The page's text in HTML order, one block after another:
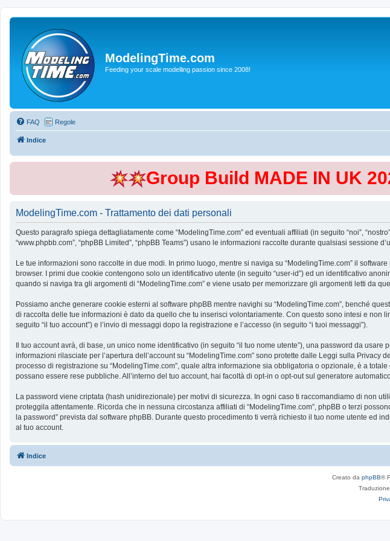
ModelingTime.com
Feeding your scale modelling passion since 2008!
FAQ Regole
Indice
Group Build MADE IN UK
ModelingTime.com - Trattamento dei dati personali
Questo paragrafo spiega dettagliatamente come “ModelingTime.com” ed eventuali affiliati (in seguito “noi”,
“www.phpbb.com”, “phpBB Limited”, “phpBB Teams”) usano le informazioni raccolte durante qualsiasi sessione
Le tue informazioni sono raccolte in due modi. In primo luogo, mentre si naviga su “ModelingTime.com” il
browser. I primi due cookie contengono solo un identificativo utente (in seguito “user-id”) ed un identificativo
quando si naviga tra gli argomenti di “ModelingTime.com” e viene usato per memorizzare gli argomenti letti da
Possiamo anche generare cookie esterni al software phpBB mentre navighi su “ModelingTime.com”, benché
di raccolta delle tue informazioni è dato da quello che tu inserisci volontariamente. Con questo sono intesi e non
seguito “il tuo account”) e l’invio di messaggi dopo la registrazione e l’accesso (in seguito “i tuoi messaggi”).
Il tuo account avrà, di base, un unico nome identificativo (in seguito “il tuo nome utente”), una password da
informazioni rilasciate per l’apertura dell’account su “ModelingTime.com” sono protette dalle Leggi sulla
processo di registrazione su “ModelingTime.com”, quale altra informazione sia obbligatoria o opzionale, è a
possano essere rese pubbliche. All’interno del tuo account, hai facoltà di opt-in o opt-out sul generatore
La password viene criptata (hash unidirezionale) per motivi di sicurezza. In ogni caso ti raccomandiamo di non
proteggila attentamente. Ricorda che in nessuna circostanza affiliati di “ModelingTime.com”, phpBB o terzi
la password” prevista dal software phpBB. Durante questo procedimento ti verrà richiesto il tuo nome utente ed
al tuo account.
Indice
Creato da phpBB®